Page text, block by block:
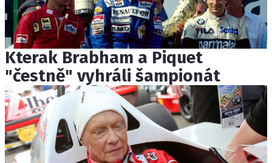
Kterak Brabham a Piquet
"čestně" vyhráli šampionát